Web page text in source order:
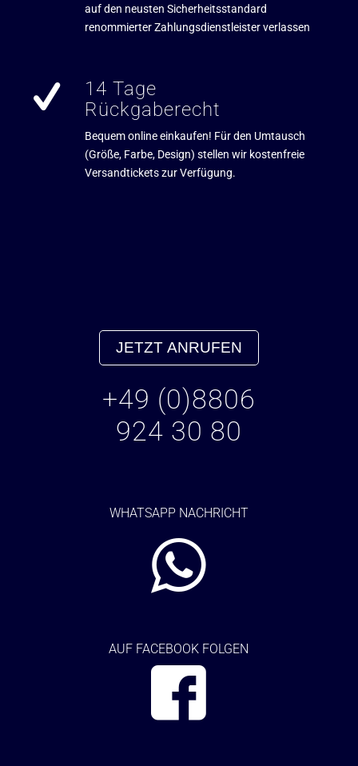
auf den neusten Sicherheitsstandard
renommierter Zahlungsdienstleister verlassen
14 Tage
Rückgaberecht
Bequem online einkaufen! Für den Umtausch
(Größe, Farbe, Design) stellen wir kostenfreie
Versandtickets zur Verfügung.
JETZT ANRUFEN
+49 (0)8806
924 30 80
WHATSAPP NACHRICHT
AUF FACEBOOK FOLGEN